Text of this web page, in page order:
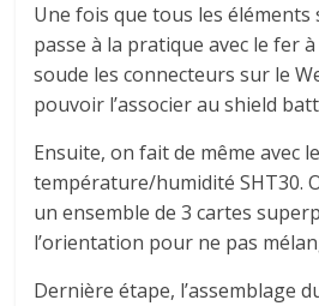
Une fois que tous les
passe à la pratique avec le fer
soude les connecteurs sur le
pouvoir l’associer au shield
Ensuite, on fait de même avec
température/humidité SHT30.
un ensemble de 3 cartes
l’orientation pour ne pas
Dernière étape, l’assemblage